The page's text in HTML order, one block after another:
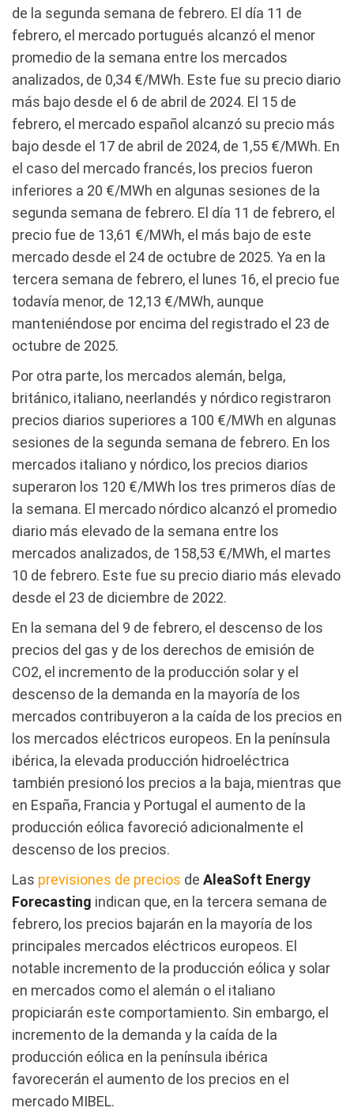
de la segunda semana de febrero. El día 11 de
febrero, el mercado portugués alcanzó el menor
promedio de la semana entre los mercados
analizados, de 0,34 €/MWh. Este fue su precio diario
más bajo desde el 6 de abril de 2024. El 15 de
febrero, el mercado español alcanzó su precio más
bajo desde el 17 de abril de 2024, de 1,55 €/MWh. En
el caso del mercado francés, los precios fueron
inferiores a 20 €/MWh en algunas sesiones de la
segunda semana de febrero. El día 11 de febrero, el
precio fue de 13,61 €/MWh, el más bajo de este
mercado desde el 24 de octubre de 2025. Ya en la
tercera semana de febrero, el lunes 16, el precio fue
todavía menor, de 12,13 €/MWh, aunque
manteniéndose por encima del registrado el 23 de
octubre de 2025.
Por otra parte, los mercados alemán, belga,
británico, italiano, neerlandés y nórdico registraron
precios diarios superiores a 100 €/MWh en algunas
sesiones de la segunda semana de febrero. En los
mercados italiano y nórdico, los precios diarios
superaron los 120 €/MWh los tres primeros días de
la semana. El mercado nórdico alcanzó el promedio
diario más elevado de la semana entre los
mercados analizados, de 158,53 €/MWh, el martes
10 de febrero. Este fue su precio diario más elevado
desde el 23 de diciembre de 2022.
En la semana del 9 de febrero, el descenso de los
precios del gas y de los derechos de emisión de
CO2, el incremento de la producción solar y el
descenso de la demanda en la mayoría de los
mercados contribuyeron a la caída de los precios en
los mercados eléctricos europeos. En la península
ibérica, la elevada producción hidroeléctrica
también presionó los precios a la baja, mientras que
en España, Francia y Portugal el aumento de la
producción eólica favoreció adicionalmente el
descenso de los precios.
Las previsiones de precios de AleaSoft Energy
Forecasting indican que, en la tercera semana de
febrero, los precios bajarán en la mayoría de los
principales mercados eléctricos europeos. El
notable incremento de la producción eólica y solar
en mercados como el alemán o el italiano
propiciarán este comportamiento. Sin embargo, el
incremento de la demanda y la caída de la
producción eólica en la península ibérica
favorecerán el aumento de los precios en el
mercado MIBEL.